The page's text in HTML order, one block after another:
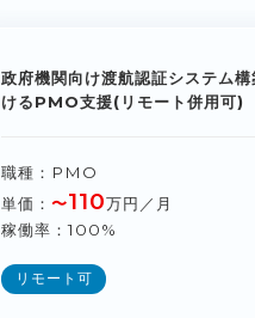
政府機関向け渡航認証システム
けるPMO支援(リモート併用可)
職種
PMO
単価
〜110万円／月
稼働率
100%
リモート可